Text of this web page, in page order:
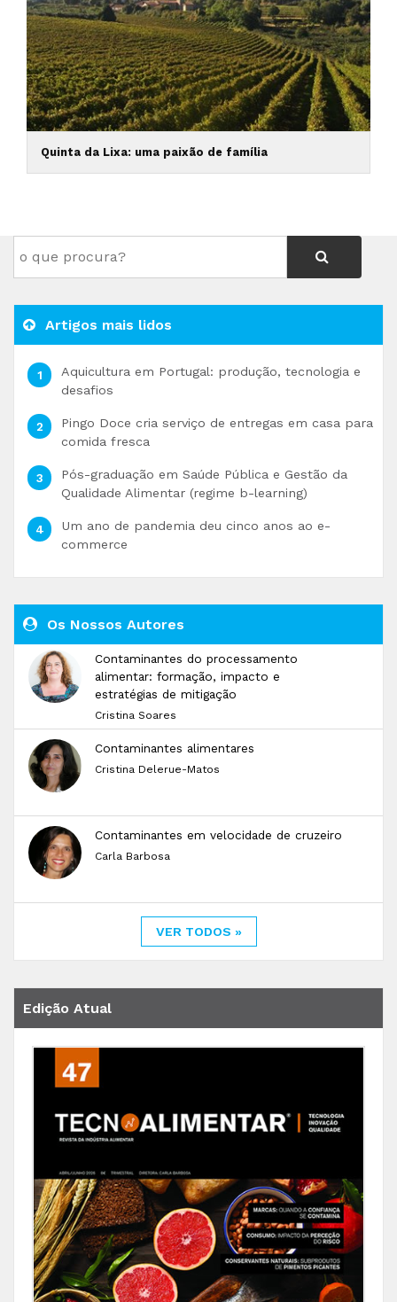
Quinta da Lixa: uma paixão de família
Artigos mais lidos
Aquicultura em Portugal: produção, tecnologia e
desafios
Pingo Doce cria serviço de entregas em casa para
comida fresca
Pós-graduação em Saúde Pública e Gestão da
Qualidade Alimentar (regime b-learning)
Um ano de pandemia deu cinco anos ao e-
commerce
Os Nossos Autores
Contaminantes do processamento
alimentar: formação, impacto e
estratégias de mitigação
Cristina Soares
Contaminantes alimentares
Cristina Delerue-Matos
Contaminantes em velocidade de cruzeiro
Carla Barbosa
VER TODOS »
Edição Atual